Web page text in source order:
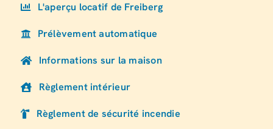
L'aperçu locatif de Freiberg
Prélèvement automatique
Informations sur la maison
Règlement intérieur
Règlement de sécurité incendie